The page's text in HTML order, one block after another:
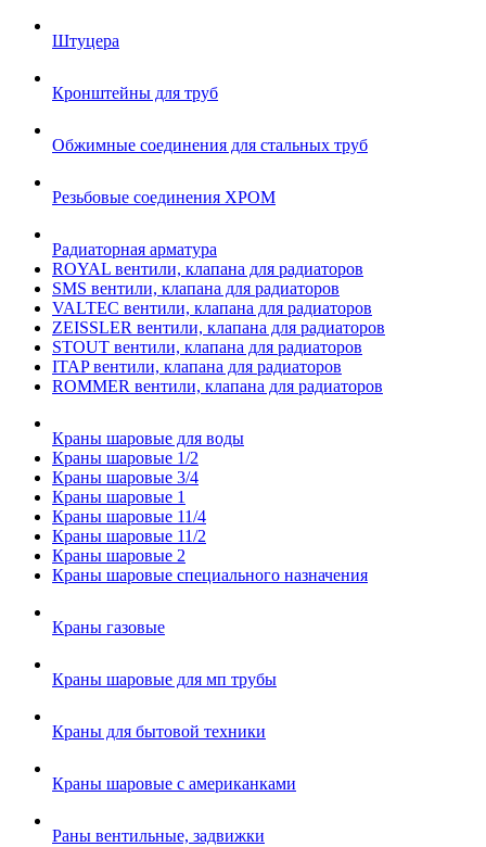
Штуцера
Кронштейны для труб
Обжимные соединения для стальных труб
Резьбовые соединения ХРОМ
Радиаторная арматура
ROYAL вентили, клапана для радиаторов
SMS вентили, клапана для радиаторов
VALTEC вентили, клапана для радиаторов
ZEISSLER вентили, клапана для радиаторов
STOUT вентили, клапана для радиаторов
ITAP вентили, клапана для радиаторов
ROMMER вентили, клапана для радиаторов
Краны шаровые для воды
Краны шаровые 1/2
Краны шаровые 3/4
Краны шаровые 1
Краны шаровые 11/4
Краны шаровые 11/2
Краны шаровые 2
Краны шаровые специального назначения
Краны газовые
Краны шаровые для мп трубы
Краны для бытовой техники
Краны шаровые с американками
Раны вентильные, задвижки